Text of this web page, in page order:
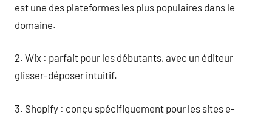
est une des plateformes les plus populaires dans le
domaine.
2. Wix : parfait pour les débutants, avec un éditeur
glisser-déposer intuitif.
3. Shopify : conçu spécifiquement pour les sites e-